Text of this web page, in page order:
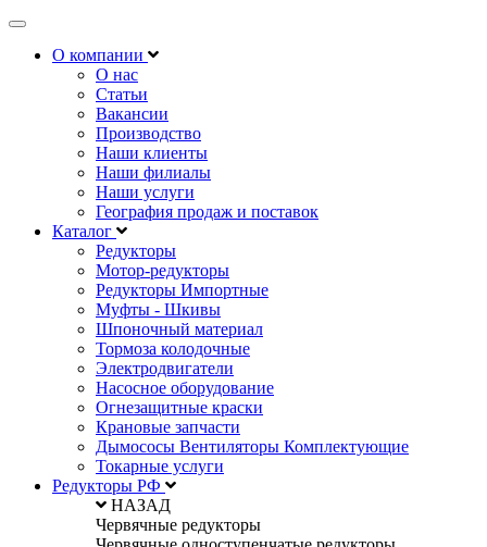
Открыть
навигациюО компании
О нас
Статьи
Вакансии
Производство
Наши клиенты
Наши филиалы
Наши услуги
География продаж и поставок
Каталог
Редукторы
Мотор-редукторы
Редукторы Импортные
Муфты - Шкивы
Шпоночный материал
Тормоза колодочные
Электродвигатели
Насосное оборудование
Огнезащитные краски
Крановые запчасти
Дымососы Вентиляторы Комплектующие
Токарные услуги
Редукторы РФ
НАЗАД
Червячные редукторы